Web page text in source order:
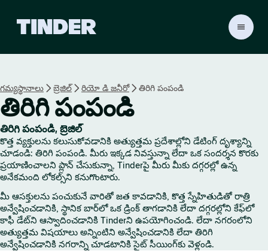
r
హో
మ్
గమ్యస్థానాలు బ్రెజిల్ రియో డి జనీరో తిరిగి పంపండి
తిరిగి పంపండి
తిరిగి పంపండి, బ్రెజిల్
కొత్త వ్యక్తులను కలుసుకోవడానికి అత్యుత్తమ ప్రదేశాల్లోని డేటింగ్ దృశ్యాన్ని
చూడండి: తిరిగి పంపండి. మీరు ఇక్కడ నివస్తున్నా లేదా ఒక సందర్శన కొరకు
ప్రయాణించాలని ప్లాన్ చేసుకున్నా, Tinderపై మీరు మీకు దగ్గరల్లో ఉన్న
అనేకమంది లోకల్స్‌ని కనుగొంటారు.
మీ ఆసక్తులను పంచుకునే వారితో జత కావడానికి, కొత్త స్నేహితుడితో రాత్రి
అన్వేషించడానికి, స్థానిక బార్‌లో ఒక డ్రింక్ తాగడానికి లేదా దగ్గరల్లోని కేఫ్‌లో
కాఫీ డేట్‌ని ఆస్వాదించడానికి Tinderని ఉపయోగించండి. లేదా నగరంలోని
అత్యుత్తమ విషయాలు అన్నింటిని అన్వేషించడానికి లేదా తిరిగి
అన్వేషించడానికి నగరాన్ని చూడటానికి సైట్ సీయింగ్‌కు వెళ్లండి.